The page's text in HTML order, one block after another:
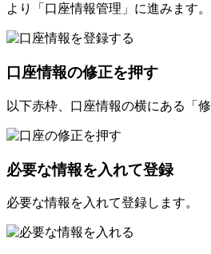
より「口座情報管理」に進みます。
口座情報の修正を押す
以下赤枠、口座情報の横にある「
必要な情報を入れて登録
必要な情報を入れて登録します。